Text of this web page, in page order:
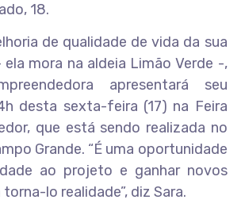
18.
de qualidade de vida da sua
mora na aldeia Limão Verde -,
apresentará seu
desta sexta-feira (17) na Feira
que está sendo realizada no
Grande. “É uma oportunidade
ao projeto e ganhar novos
lo realidade”, diz Sara.